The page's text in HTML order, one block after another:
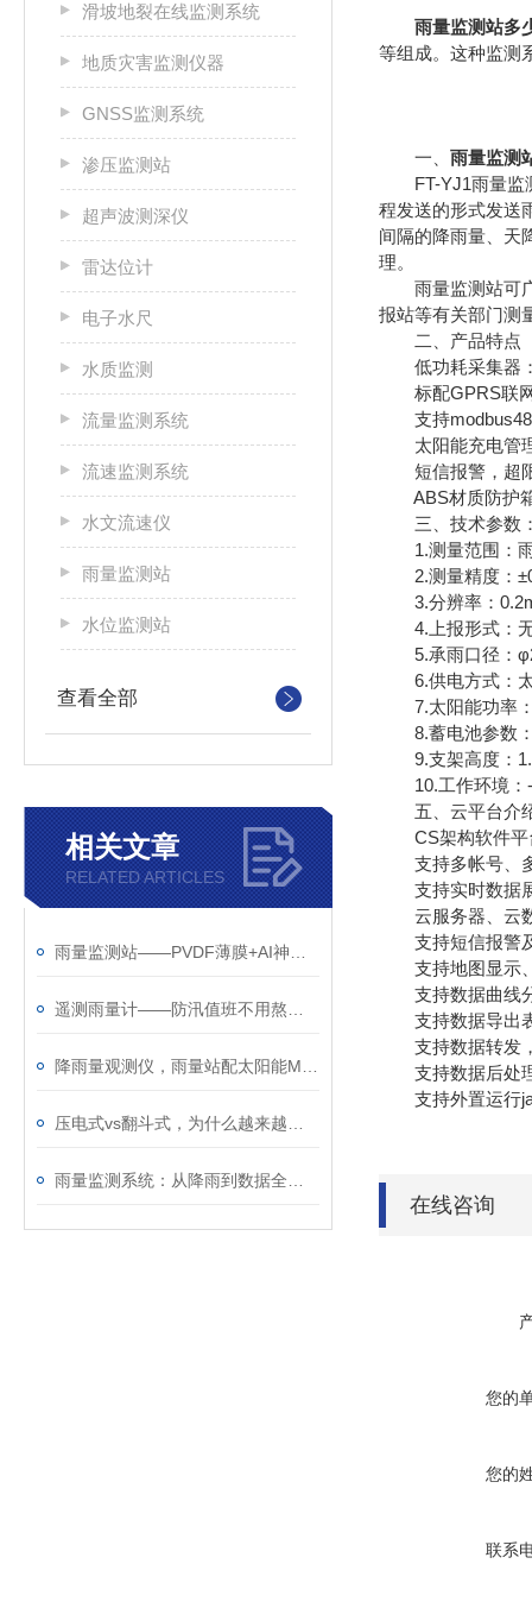
滑坡地裂在线监测系统
地质灾害监测仪器
GNSS监测系统
渗压监测站
超声波测深仪
雷达位计
电子水尺
水质监测
流量监测系统
流速监测系统
水文流速仪
雨量监测站
水位监测站
查看全部
相关文章
RELATED ARTICLES
雨量监测站多
等组成。这种监测
一、 雨量监测
FT-YJ1雨量监测
程发送的形式发送
间隔的降雨量、天
理。
雨量监测站可广
报站等有关部门测
二、产品特点
低功耗采集器：
标配GPRS联网
支持
太阳能充电管理
短信报警，超限
ABS材质防护箱
三、技术参数
1.测量范围：雨
2.测量精度：
3.分辨率：
4.上报形式：
5.承雨口径：
6.供电方式：太
7.太阳能功率
8.蓄电池参数
9.支架高度：
10.工作环境：
五、云平台介
CS架构软件平
支持多帐号、
支持实时数据展
云服务器、云数
支持短信报警
支持地图显示
支持数据曲线
支持数据导出
支持数据转发，
支持数据后处
支持外置运行
在线咨询
您的
您的
联系